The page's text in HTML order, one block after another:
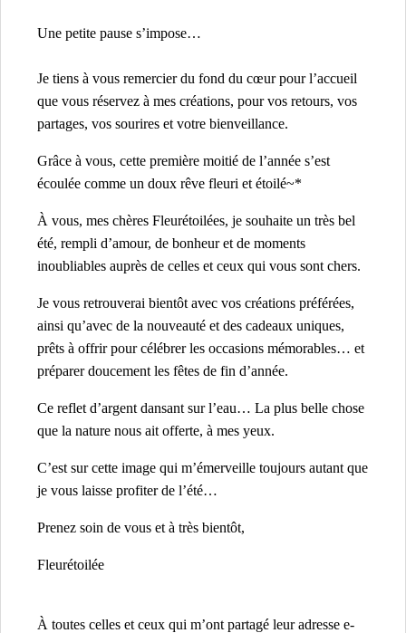
Une petite pause s’impose…
Je tiens à vous remercier du fond du cœur pour l’accueil
que vous réservez à mes créations, pour vos retours, vos
partages, vos sourires et votre bienveillance.
Grâce à vous, cette première moitié de l’année s’est
écoulée comme un doux rêve fleuri et étoilé~*
À vous, mes chères Fleurétoilées, je souhaite un très bel
été, rempli d’amour, de bonheur et de moments
inoubliables auprès de celles et ceux qui vous sont chers.
Je vous retrouverai bientôt avec vos créations préférées,
ainsi qu’avec de la nouveauté et des cadeaux uniques,
prêts à offrir pour célébrer les occasions mémorables… et
préparer doucement les fêtes de fin d’année.
Ce reflet d’argent dansant sur l’eau… La plus belle chose
que la nature nous ait offerte, à mes yeux.
C’est sur cette image qui m’émerveille toujours autant que
je vous laisse profiter de l’été…
Prenez soin de vous et à très bientôt,
Fleurétoilée
À toutes celles et ceux qui m’ont partagé leur adresse e-